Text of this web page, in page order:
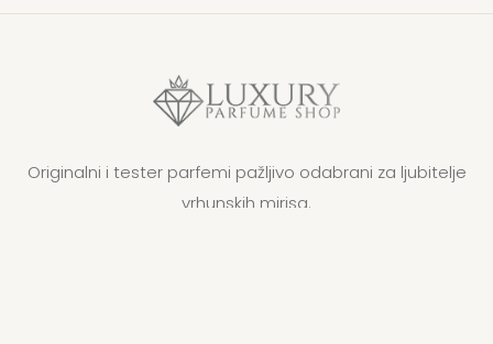
Originalni i tester parfemi pažljivo odabrani za ljubitelje
vrhunskih mirisa.